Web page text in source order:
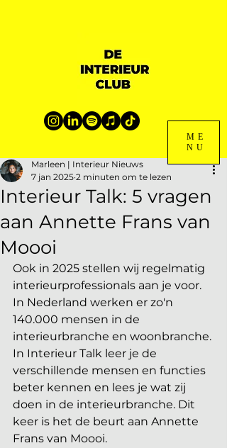
ME
NU
Interieur Talk: 5 vragen
aan Annette Frans van
Moooi
Marleen | Interieur Nieuws
7 jan 2025 2 minuten om te lezen
Ook in 2025 stellen wij regelmatig
interieurprofessionals aan je voor.
In Nederland werken er zo'n
140.000 mensen in de
interieurbranche en woonbranche.
In Interieur Talk leer je de
verschillende mensen en functies
beter kennen en lees je wat zij
doen in de interieurbranche. Dit
keer is het de beurt aan Annette
Frans van Moooi.